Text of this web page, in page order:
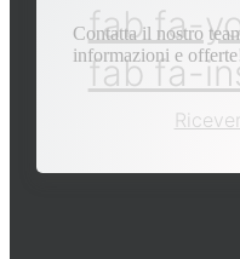
fab fa-
fab fa-
Contatta il nostro
informazioni e